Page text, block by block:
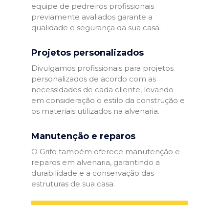
equipe de pedreiros profissionais
previamente avaliados garante a
qualidade e segurança da sua casa.
Projetos personalizados
Divulgamos profissionais para projetos
personalizados de acordo com as
necessidades de cada cliente, levando
em consideração o estilo da construção e
os materiais utilizados na alvenaria.
Manutenção e reparos
O Grifo também oferece manutenção e
reparos em alvenaria, garantindo a
durabilidade e a conservação das
estruturas de sua casa.